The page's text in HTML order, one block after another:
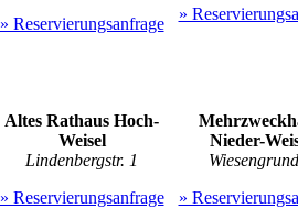
» Reservierungsanfrage
»
Altes Rathaus Hoch-
Weisel
Lindenbergstr. 1
» Reservierungsanfrage
Nieder-
»